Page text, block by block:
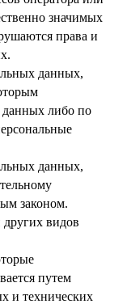
значимых
права и
данных,
данных либо по
данных,
законом.
других видов
путем
и технических